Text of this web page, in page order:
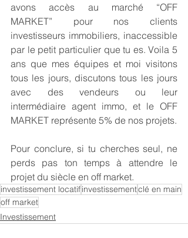
avons accès au marché “OFF
MARKET” pour nos clients
investisseurs immobiliers, inaccessible
par le petit particulier que tu es. Voila 5
ans que mes équipes et moi visitons
tous les jours, discutons tous les jours
avec des vendeurs ou leur
intermédiaire agent immo, et le OFF
MARKET représente 5% de nos projets.
Pour conclure, si tu cherches seul, ne
perds pas ton temps à attendre le
projet du siècle en off market.
investissement locatifinvestissementclé en main
off market
Investissement